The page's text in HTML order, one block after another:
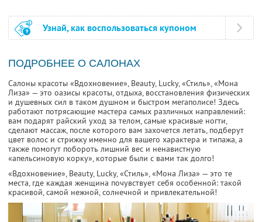
Узнай, как воспользоваться купоном
ПОДРОБНЕЕ О САЛОНАХ
Салоны красоты «Вдохновение», Beauty, Lucky, «Стиль», «Мона
Лиза» — это оазисы красоты, отдыха, восстановления физических
и душевных сил в таком душном и быстром мегаполисе! Здесь
работают потрясающие мастера самых различных направлений:
вам подарят райский уход за телом, самые красивые ногти,
сделают массаж, после которого вам захочется летать, подберут
цвет волос и стрижку именно для вашего характера и типажа, а
также помогут побороть лишний вес и ненавистную
«апельсиновую корку», которые были с вами так долго!
«Вдохновение», Beauty, Lucky, «Стиль», «Мона Лиза» — это те
места, где каждая женщина почувствует себя особенной: такой
красивой, самой нежной, солнечной и привлекательной!